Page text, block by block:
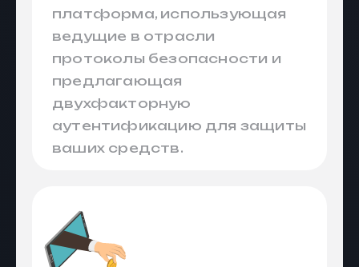
платформа, использующая
ведущие в отрасли
протоколы безопасности и
предлагающая
двухфакторную
аутентификацию для защиты
ваших средств.